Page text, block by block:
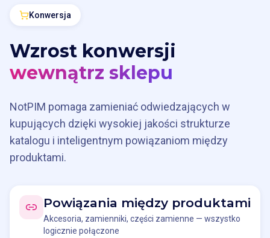
Konwersja
Wzrost konwersji
wewnątrz sklepu
NotPIM pomaga zamieniać odwiedzających w
kupujących dzięki wysokiej jakości strukturze
katalogu i inteligentnym powiązaniom między
produktami.
Powiązania między produktami
Akcesoria, zamienniki, części zamienne — wszystko
logicznie połączone